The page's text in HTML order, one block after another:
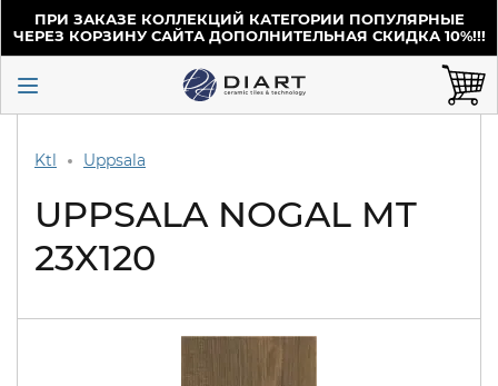
ПРИ ЗАКАЗЕ КОЛЛЕКЦИЙ КАТЕГОРИИ ПОПУЛЯРНЫЕ
ЧЕРЕЗ КОРЗИНУ САЙТА ДОПОЛНИТЕЛЬНАЯ СКИДКА 10%!!!
Ktl Uppsala
UPPSALA NOGAL MT
23X120